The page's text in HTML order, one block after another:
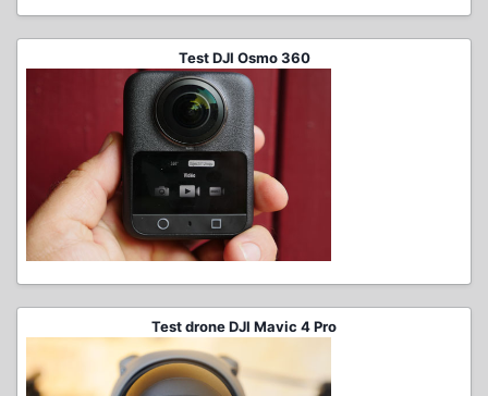
Test DJI Osmo 360
Test drone DJI Mavic 4 Pro